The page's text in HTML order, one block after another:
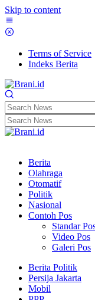
Skip to content
Terms of Service
Indeks Berita
Berita
Olahraga
Otomatif
Politik
Nasional
Contoh Pos
Standar
Video Pos
Galeri Pos
Berita Politik
Persija Jakarta
Mobil